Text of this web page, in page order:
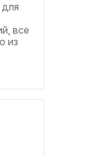
все
из
но